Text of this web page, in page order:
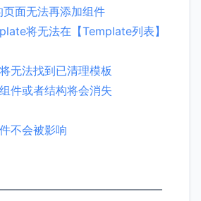
面无法再添加组件
将无法在【Template列表】
无法找到已清理模板
件或者结构将会消失
不会被影响